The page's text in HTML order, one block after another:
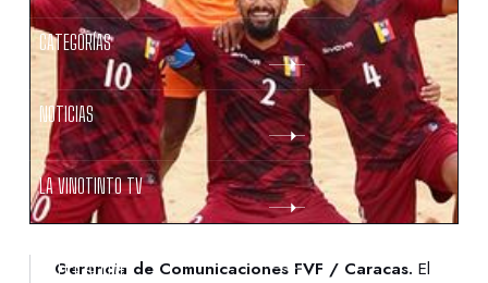
CATEGORÍAS
NOTICIAS
LA VINOTINTO TV
NOTIFICACIONES
Gerencia de Comunicaciones FVF / Caracas. El